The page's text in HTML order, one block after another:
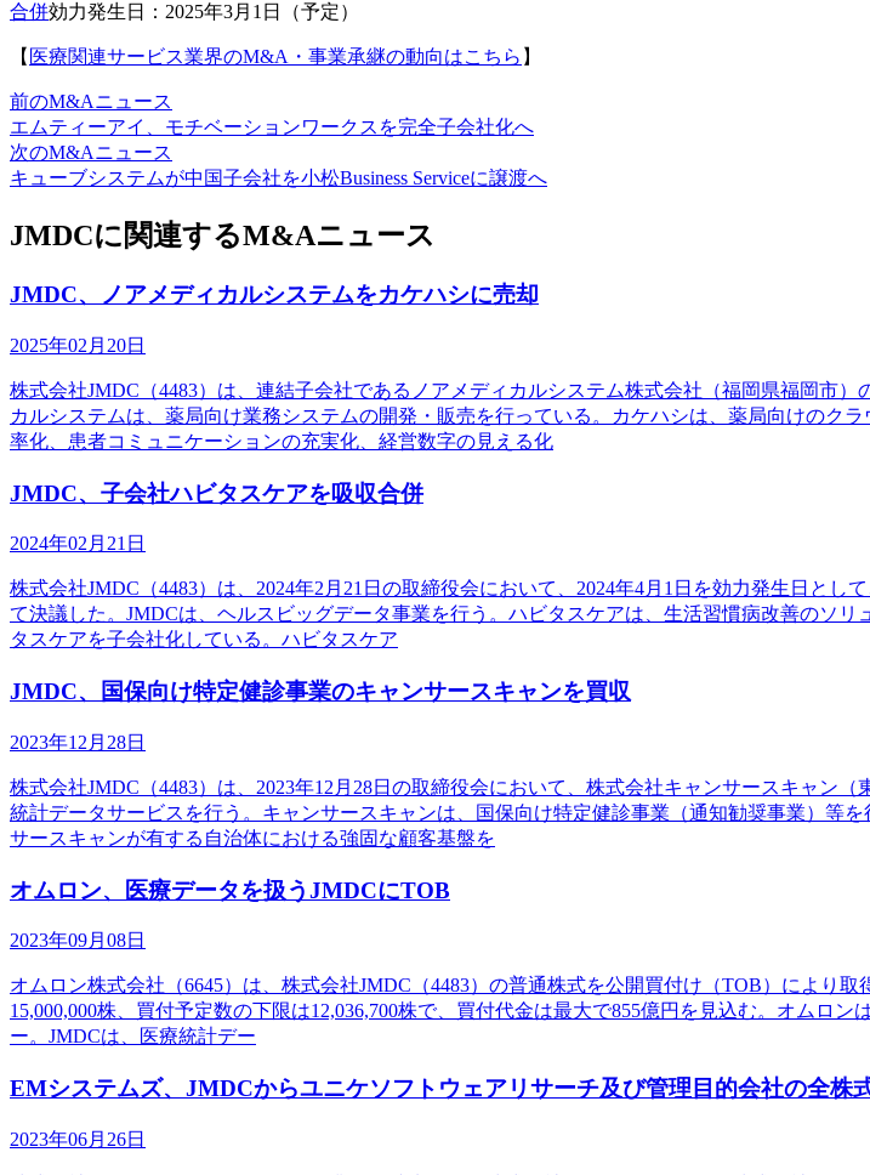
合併効力発生日：2025年3月1日（予定）
【 医療関連サービス業界のM&A・事業承継の動向はこちら 】
前のM&Aニュース
エムティーアイ、モチベーションワークスを完全子会社化へ
次のM&Aニュース
キューブシステムが中国子会社を小松Business Serviceに譲渡へ
JMDCに関連するM&Aニュース
JMDC、ノアメディカルシステムをカケハシに売却
2025年02月20日
株式会社JMDC（4483）は、連結子会社であるノアメディカルシステム株式会社（福岡県福岡市
カルシステムは、薬局向け業務システムの開発・販売を行っている。カケハシは、薬局向けのク
率化、患者コミュニケーションの充実化、経営数字の見える化
JMDC、子会社ハビタスケアを吸収合併
2024年02月21日
株式会社JMDC（4483）は、2024年2月21日の取締役会において、2024年4月1日を効力発生日と
て決議した。JMDCは、ヘルスビッグデータ事業を行う。ハビタスケアは、生活習慣病改善のソ
タスケアを子会社化している。ハビタスケア
JMDC、国保向け特定健診事業のキャンサースキャンを買収
2023年12月28日
株式会社JMDC（4483）は、2023年12月28日の取締役会において、株式会社キャンサースキャン
統計データサービスを行う。キャンサースキャンは、国保向け特定健診事業（通知勧奨事業）等
サースキャンが有する自治体における強固な顧客基盤を
オムロン、医療データを扱うJMDCにTOB
2023年09月08日
オムロン株式会社（6645）は、株式会社JMDC（4483）の普通株式を公開買付け（TOB）により
15,000,000株、買付予定数の下限は12,036,700株で、買付代金は最大で855億円を見込む。オムロ
ー。JMDCは、医療統計デー
EMシステムズ、JMDCからユニケソフトウェアリサーチ及び管理目的会社の全株
2023年06月26日